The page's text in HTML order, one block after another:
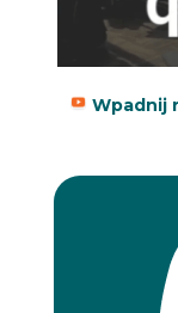
Wpadnij